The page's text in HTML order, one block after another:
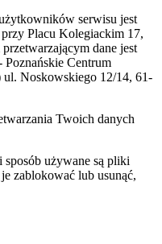
serwisu jest
Placu Kolegiackim 17,
dane jest
Centrum
ul. Noskowskiego 12/14, 61-
Twoich danych
sposób używane są pliki
zablokować lub usunąć,